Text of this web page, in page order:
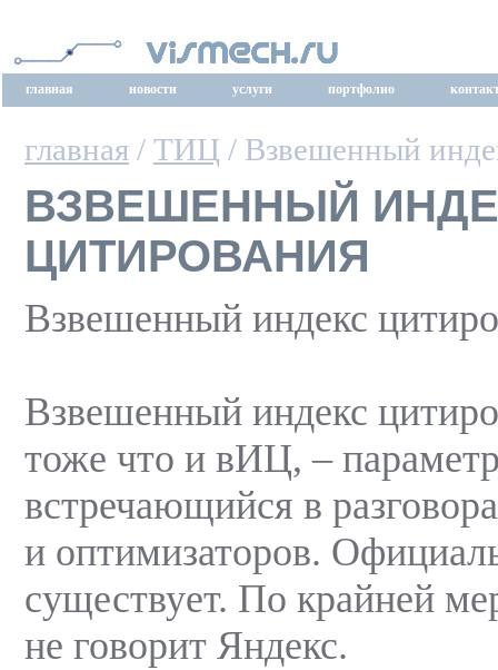
главная новости услуги портфолио
главная / ТИЦ / Взвешенный
ВЗВЕШЕННЫЙ
ЦИТИРОВАНИЯ
Взвешенный индекс
Взвешенный индекс
тоже что и вИЦ, –
встречающийся в
и оптимизаторов.
существует. По крайней
не говорит Яндекс.